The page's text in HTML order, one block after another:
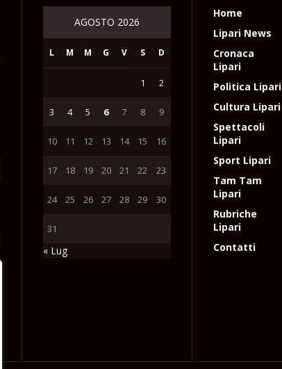
AGOSTO 2026
L M M G V S D
1 2
3 4 5 6 7 8 9
10 11 12 13 14 15 16
17 18 19 20 21 22 23
24 25 26 27 28 29 30
31
« Lug
Home
Lipari News
Cronaca
Lipari
Politica Lipari
Cultura Lipari
Spettacoli
Lipari
Sport Lipari
Tam Tam
Lipari
Rubriche
Lipari
Contatti